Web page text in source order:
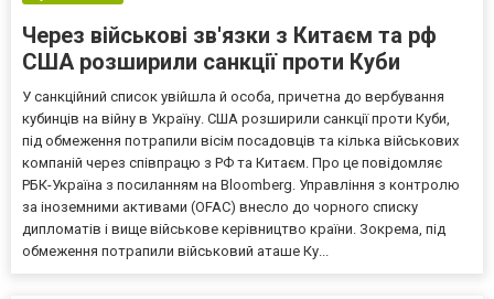
Через військові зв'язки з Китаєм та рф
США розширили санкції проти Куби
У санкційний список увійшла й особа, причетна до вербування
кубинців на війну в Україну. США розширили санкції проти Куби,
під обмеження потрапили вісім посадовців та кілька військових
компаній через співпрацю з РФ та Китаєм. Про це повідомляє
РБК-Україна з посиланням на Bloomberg. Управління з контролю
за іноземними активами (OFAC) внесло до чорного списку
дипломатів і вище військове керівництво країни. Зокрема, під
обмеження потрапили військовий аташе Ку...